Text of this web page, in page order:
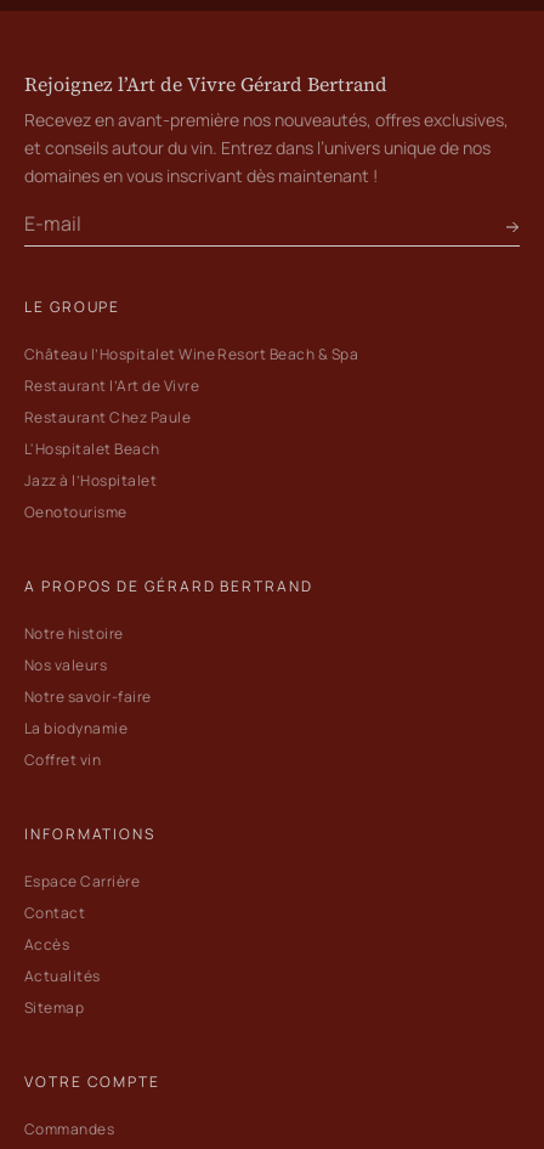
Rejoignez l’Art de Vivre Gérard Bertrand
Recevez en avant-première nos nouveautés, offres exclusives,
et conseils autour du vin. Entrez dans l’univers unique de nos
domaines en vous inscrivant dès maintenant !
LE GROUPE
Château l’Hospitalet Wine Resort Beach & Spa
Restaurant l’Art de Vivre
Restaurant Chez Paule
L'Hospitalet Beach
Jazz à l’Hospitalet
Oenotourisme
A PROPOS DE GÉRARD BERTRAND
Notre histoire
Nos valeurs
Notre savoir-faire
La biodynamie
Coffret vin
INFORMATIONS
Espace Carrière
Contact
Accès
Actualités
Sitemap
VOTRE COMPTE
Commandes